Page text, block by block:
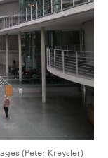
(Peter Kreysler)